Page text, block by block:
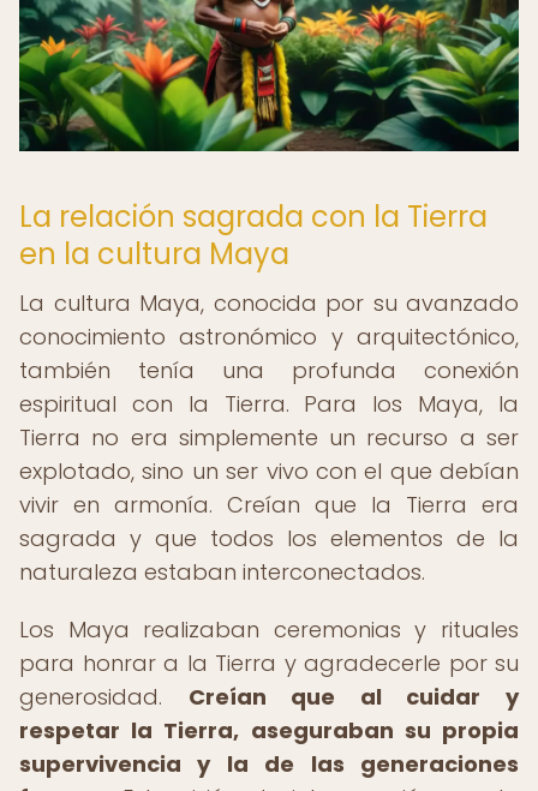
La relación sagrada con la Tierra
en la cultura Maya
La cultura Maya, conocida por su avanzado
conocimiento astronómico y arquitectónico,
también tenía una profunda conexión
espiritual con la Tierra. Para los Maya, la
Tierra no era simplemente un recurso a ser
explotado, sino un ser vivo con el que debían
vivir en armonía. Creían que la Tierra era
sagrada y que todos los elementos de la
naturaleza estaban interconectados.
Los Maya realizaban ceremonias y rituales
para honrar a la Tierra y agradecerle por su
generosidad. Creían que al cuidar y
respetar la Tierra, aseguraban su propia
supervivencia y la de las generaciones